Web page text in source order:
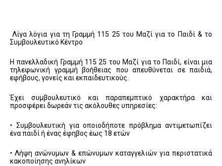
Λίγα λόγια για τη Γραμμή 115 25 του Μαζί για το Παιδί & το
Συμβουλευτικό Κέντρο
Η πανελλαδική Γραμμή 115 25 του Μαζί για το Παιδί, είναι μια
τηλεφωνική γραμμή βοήθειας που απευθύνεται σε παιδιά,
εφήβους, γονείς και εκπαιδευτικούς.
Έχει συμβουλευτικό και παραπεμπτικό χαρακτήρα και
προσφέρει δωρεάν τις ακόλουθες υπηρεσίες:
• Συμβουλευτική για οποιοδήποτε πρόβλημα αντιμετωπίζει
ένα παιδί ή ένας έφηβος έως 18 ετών
• Λήψη ανώνυμων & επώνυμων καταγγελιών για περιστατικά
κακοποίησης ανηλίκων